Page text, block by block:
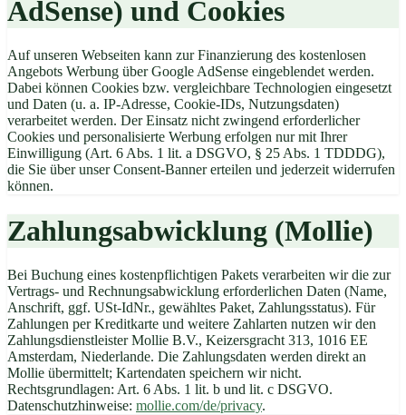
AdSense) und Cookies
Auf unseren Webseiten kann zur Finanzierung des kostenlosen
Angebots Werbung über Google AdSense eingeblendet werden.
Dabei können Cookies bzw. vergleichbare Technologien eingesetzt
und Daten (u. a. IP-Adresse, Cookie-IDs, Nutzungsdaten)
verarbeitet werden. Der Einsatz nicht zwingend erforderlicher
Cookies und personalisierte Werbung erfolgen nur mit Ihrer
Einwilligung (Art. 6 Abs. 1 lit. a DSGVO, § 25 Abs. 1 TDDDG),
die Sie über unser Consent-Banner erteilen und jederzeit widerrufen
können.
Zahlungsabwicklung (Mollie)
Bei Buchung eines kostenpflichtigen Pakets verarbeiten wir die zur
Vertrags- und Rechnungsabwicklung erforderlichen Daten (Name,
Anschrift, ggf. USt-IdNr., gewähltes Paket, Zahlungsstatus). Für
Zahlungen per Kreditkarte und weitere Zahlarten nutzen wir den
Zahlungsdienstleister Mollie B.V., Keizersgracht 313, 1016 EE
Amsterdam, Niederlande. Die Zahlungsdaten werden direkt an
Mollie übermittelt; Kartendaten speichern wir nicht.
Rechtsgrundlagen: Art. 6 Abs. 1 lit. b und lit. c DSGVO.
Datenschutzhinweise: mollie.com/de/privacy.